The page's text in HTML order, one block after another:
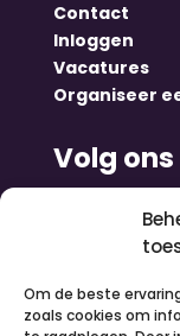
Om de beste
zoals cookies om
Contact
Inloggen
Vacatures
Organiseer
Volg ons